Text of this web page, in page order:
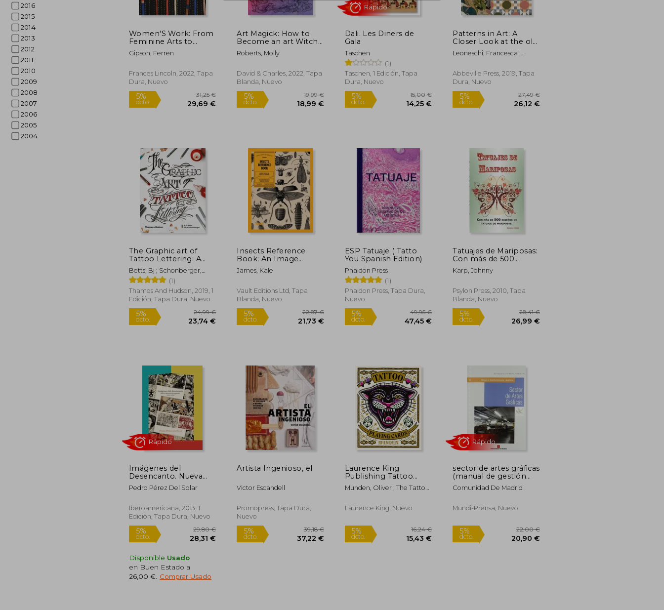
2016
2015
2014
2013
2012
2011
2010
2009
2008
2007
2006
2005
2004
22,55 € 26,60 € 35,47 €
Women'S Work: From
Feminine Arts to
Feminist art (en
Inglés)
Gipson, Ferren
Frances Lincoln, 2022, Tapa
Dura, Nuevo
5%
Art Magick: How to
Become an art Witch
and Unlock Your
Creative Power (en
Roberts, Molly
David & Charles, 2022, Tapa
Blanda, Nuevo
5% 19,99 €
Dali. Les Diners de
Gala
Taschen
(1)
Taschen, 1 Edición, Tapa
Dura, Nuevo
5% 15,00 €
Patterns in Art: A
Closer Look at the old
Masters (en Inglés)
Leoneschi, Francesca ;
Silvia
Abbeville Press, 2019, Tapa
Dura, Nuevo
5%
The Graphic art of
Tattoo Lettering: A
Visual Guide to
Contemporary Styles
and Designs (en
Inglés)
Betts, Bj ; Schonberger,
Nicholas
(1)
Thames And Hudson, 2019, 1
Edición, Tapa Dura, Nuevo
5%
dcto. 23,74 €
Insects Reference
Book: An Image
Archive for Artists and
Designers (en Inglés)
James, Kale
Vault Editions Ltd, Tapa
Blanda, Nuevo
dcto.
22,87 €
21,73 €
ESP Tatuaje ( Tatto
You Spanish Edition)
Phaidon Press
(1)
Phaidon Press, Tapa Dura,
Nuevo
5%
dcto.
49,95 €
47,45 €
Tatuajes de Mariposas:
Con más de 500
Diseños de Tatuaje de
Mariposas, Entre Ideas
Tribales, Flores, Alas,
Hadas, Celtas y
de Mariposas.
Karp, Johnny
Psylon Press, 2010, Tapa
Blanda, Nuevo
5%
dcto.
Imágenes del
Desencanto. Nueva
Historieta Española
1980-1986.
Pedro Pérez Del Solar
Iberoamericana, 2013, 1
Edición, Tapa Dura, Nuevo
Disponible Usado
en Buen Estado a
26,00 € Comprar Usado
Artista Ingenioso, el
Victor Escandell
Promopress, Tapa Dura,
Nuevo
Laurence King
Publishing Tattoo
Playing Cards (en
Inglés)
Munden, Oliver ; The Tattoo
Laurence King, Nuevo
sector de artes gráficas
(manual de gestión
ambiental y auditoría)
Comunidad De Madrid
Mundi-Prensa, Nuevo